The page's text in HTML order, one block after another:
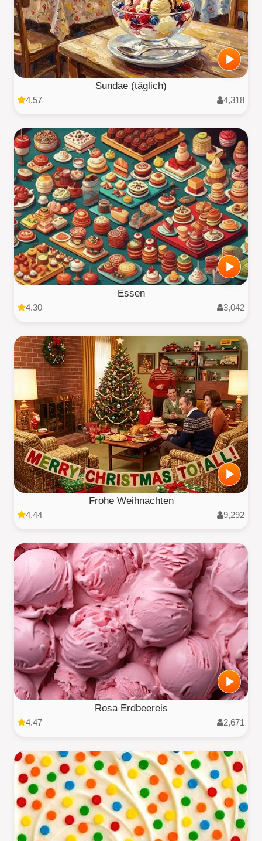
Sundae (täglich)
4.57 4,318
Essen
4.30 3,042
Frohe Weihnachten
4.44 9,292
Rosa Erdbeereis
4.47 2,671